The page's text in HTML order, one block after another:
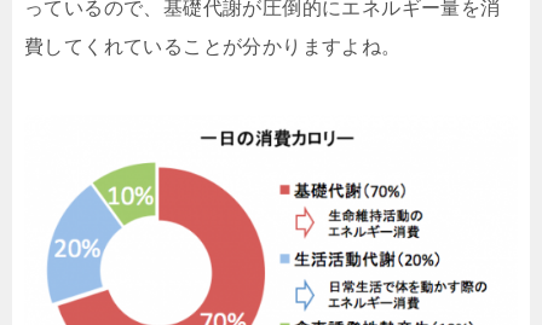
っているので、基礎代謝が圧倒的にエネルギー量を消
費してくれていることが分かりますよね。